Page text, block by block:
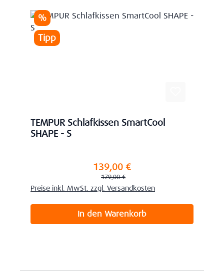
Rabatt
%
Tipp
TEMPUR Schlafkissen SmartCool
SHAPE - S
139,00 €
Regulärer Preis:
179,00 €
Preise inkl. MwSt. zzgl. Versandkosten
In den Warenkorb